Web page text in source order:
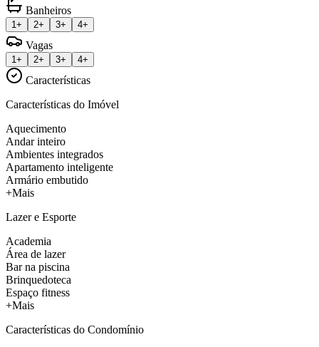
Banheiros
1+ 2+ 3+ 4+
Vagas
1+ 2+ 3+ 4+
Características
Características do Imóvel
Aquecimento
Andar inteiro
Ambientes integrados
Apartamento inteligente
Armário embutido
+Mais
Lazer e Esporte
Academia
Área de lazer
Bar na piscina
Brinquedoteca
Espaço fitness
+Mais
Características do Condomínio